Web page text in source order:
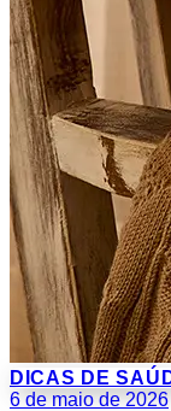
DICAS DE
6 de maio de 2026